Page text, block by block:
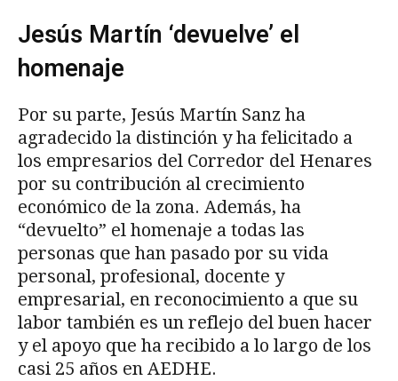
Jesús Martín ‘devuelve’ el
homenaje
Por su parte, Jesús Martín Sanz ha
agradecido la distinción y ha felicitado a
los empresarios del Corredor del Henares
por su contribución al crecimiento
económico de la zona. Además, ha
“devuelto” el homenaje a todas las
personas que han pasado por su vida
personal, profesional, docente y
empresarial, en reconocimiento a que su
labor también es un reflejo del buen hacer
y el apoyo que ha recibido a lo largo de los
casi 25 años en AEDHE.